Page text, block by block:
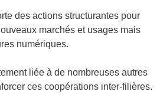
des actions structurantes pour
marchés et usages mais
numériques.
liée à de nombreuses autres
ces coopérations inter-filières.